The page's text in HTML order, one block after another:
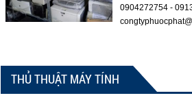
0904272754 -
THỦ THUẬT MÁY TÍNH